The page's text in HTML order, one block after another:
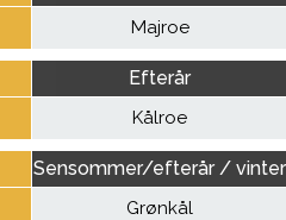
Majroe
Efterår
Kålroe
Sensommer/efterår / vinter
Grønkål